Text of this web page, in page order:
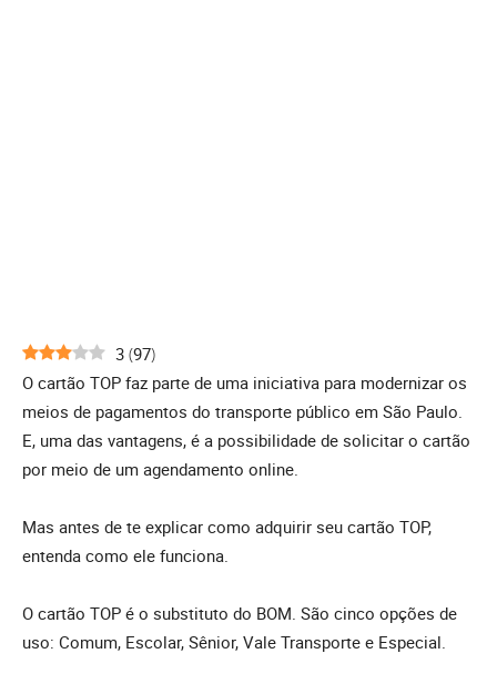
3 (97)
O cartão TOP faz parte de uma iniciativa para modernizar os
meios de pagamentos do transporte público em São Paulo.
E, uma das vantagens, é a possibilidade de solicitar o cartão
por meio de um agendamento online.
Mas antes de te explicar como adquirir seu cartão TOP,
entenda como ele funciona.
O cartão TOP é o substituto do BOM. São cinco opções de
uso: Comum, Escolar, Sênior, Vale Transporte e Especial.